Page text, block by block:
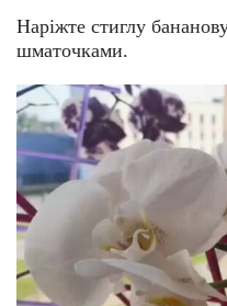
Наріжте стиглу
шматочками.